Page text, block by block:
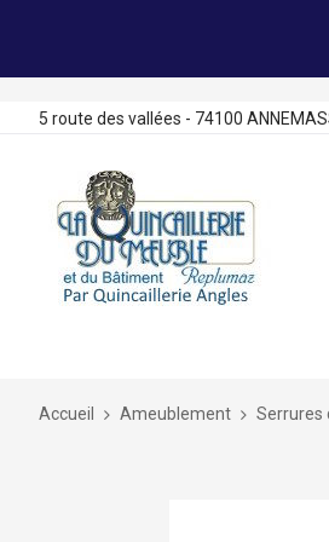
5 route des vallées - 74100
Accueil Ameublement Serrures